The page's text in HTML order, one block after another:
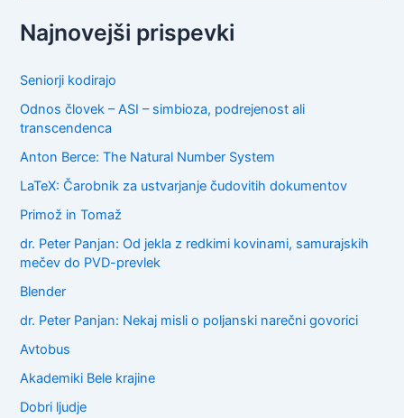
r
c
f
r
:
Najnovejši prispevki
Seniorji kodirajo
Odnos človek – ASI – simbioza, podrejenost ali
transcendenca
Anton Berce: The Natural Number System
LaTeX: Čarobnik za ustvarjanje čudovitih dokumentov
Primož in Tomaž
dr. Peter Panjan: Od jekla z redkimi kovinami, samurajskih
mečev do PVD-prevlek
Blender
dr. Peter Panjan: Nekaj misli o poljanski narečni govorici
Avtobus
Akademiki Bele krajine
Dobri ljudje